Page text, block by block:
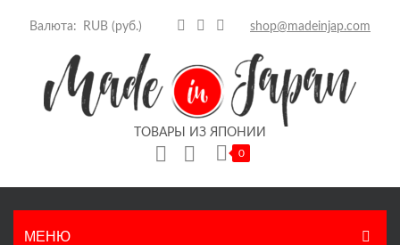
Валюта: shop@madeinjap.com
ТОВАРЫ ИЗ ЯПОНИИ
0
МЕНЮ